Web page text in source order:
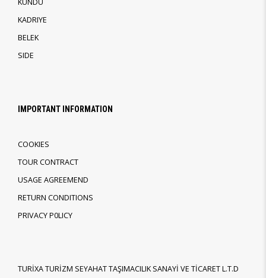
KUNDU
KADRIYE
BELEK
SIDE
IMPORTANT INFORMATION
COOKIES
TOUR CONTRACT
USAGE AGREEMEND
RETURN CONDITIONS
PRIVACY P0LICY
TURİXA TURİZM SEYAHAT TAŞIMACILIK SANAYİ VE TİCARET L.T.D